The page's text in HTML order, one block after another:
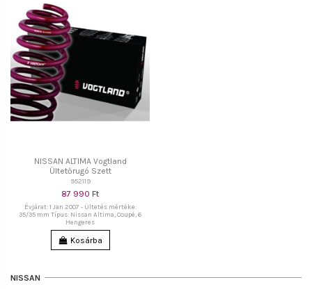
NISSAN ALTIMA Vogtland
Ültetőrugó Szett
952119
87 990 Ft
Évjárat: 1 Jan 2007 - Ültetés mértéke:
35/35 mm Típus: Nissan Altima, Coupé, 6
Hengeres
Kosárba
NISSAN